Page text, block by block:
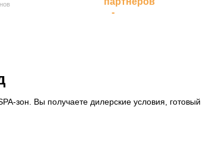
зон. Вы получаете дилерские условия, готовый